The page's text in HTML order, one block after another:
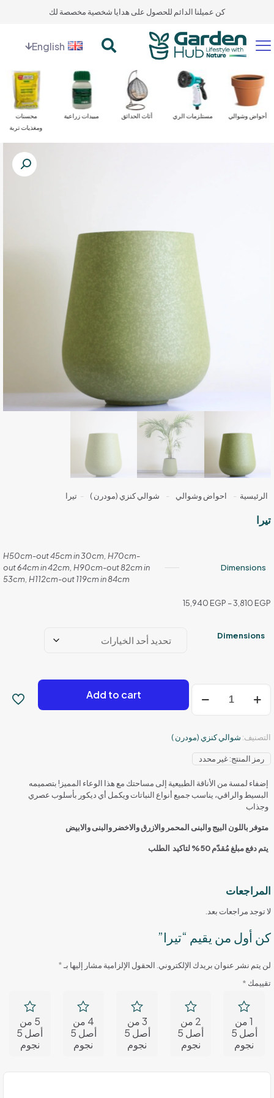
كن عميلنا الدائم للحصول على هدايا شخصية مخصصة لك
English
محسنات
ومغذيات تربة
مبيدات زراعية أثاث الحدائق مستلزمات الري أحواض وشوالي
الرئيسية - احواض وشوالي - شوالي كنزي (مودرن ) - تيرا
تيرا
Dimensions
H50cm-out 45cm in 30cm, H70cm-
out 64cm in 42cm, H90cm-out 82cm in
53cm, H112cm-out 119cm in 84cm
3,810 EGP
–
15,940 EGP
نطاق
Dimensions
كمية
تيرا
Add to cart
التصنيف: شوالي كنزي (مودرن )
رمز المنتج:غير محدد
إضفاء لمسة من الأناقة الطبيعية إلى مساحتك مع هذا الوعاء المميز! بتصميمه
البسيط والراقي، يناسب جميع أنواع النباتات ويكمل أي ديكور بأسلوب عصري
وجذاب
متوفر باللون البيج والبنى المحمر والازرق والاخضر والبنى والابيض
يتم دفع مبلغ مُقدّم 50% لتاكيد الطلب
المراجعات
لا توجد مراجعات بعد.
كن أول من يقيم “تيرا”
لن يتم نشر عنوان بريدك الإلكتروني. الحقول الإلزامية مشار إليها بـ*
تقييمك *
1 من
أصل 5
نجوم
2 من
أصل 5
نجوم
3 من
أصل 5
نجوم
4 من
أصل 5
نجوم
5 من
أصل 5
نجوم